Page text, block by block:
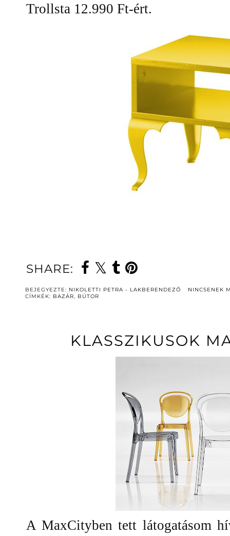
Trollsta 12.990 Ft-ért.
SHARE:
BEJEGYEZTE: NIKOLETTI PETRA - LAKBERENDEZŐ
NINCSENEK
CÍMKÉK: BAZÁR, BÚTOR
KLASSZIKUSOK
A MaxCityben tett látogatásom